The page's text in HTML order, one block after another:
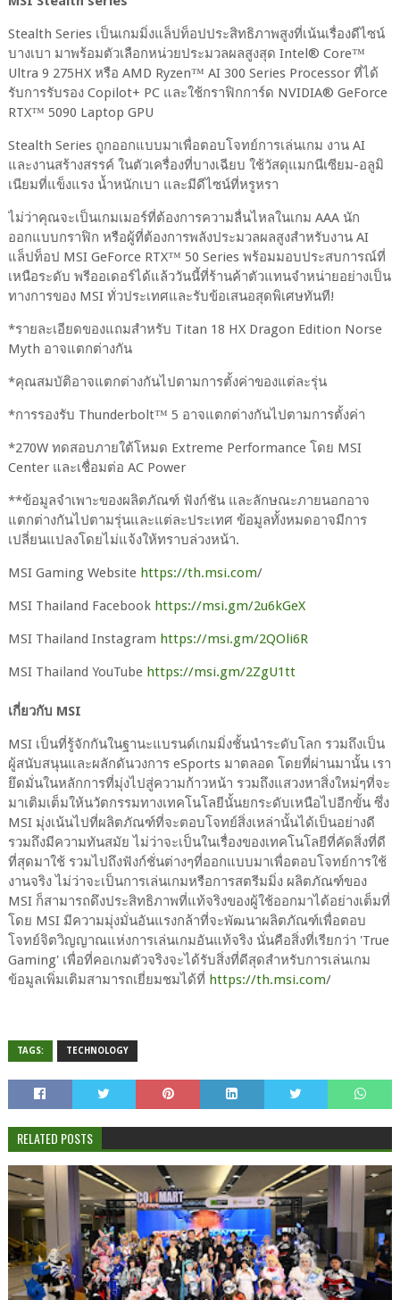
Stealth Series เป็นเกมมิ่งแล็ปท็อปประสิทธิภาพสูงที่เน้นเรื่องดีไซน์
บางเบา มาพร้อมตัวเลือกหน่วยประมวลผลสูงสุด Intel® Core™
Ultra 9 275HX หรือ AMD Ryzen™ AI 300 Series Processor ที่ได้
รับการรับรอง Copilot+ PC และใช้กราฟิกการ์ด NVIDIA® GeForce
RTX™ 5090 Laptop GPU
Stealth Series ถูกออกแบบมาเพื่อตอบโจทย์การเล่นเกม งาน AI
และงานสร้างสรรค์ ในตัวเครื่องที่บางเฉียบ ใช้วัสดุแมกนีเซียม-อลูมิ
เนียมที่แข็งแรง น้ำหนักเบา และมีดีไซน์ที่หรูหรา
ไม่ว่าคุณจะเป็นเกมเมอร์ที่ต้องการความลื่นไหลในเกม AAA นัก
ออกแบบกราฟิก หรือผู้ที่ต้องการพลังประมวลผลสูงสำหรับงาน AI
แล็ปท็อป MSI GeForce RTX™ 50 Series พร้อมมอบประสบการณ์ที่
เหนือระดับ พรีออเดอร์ได้แล้ววันนี้ที่ร้านค้าตัวแทนจำหน่ายอย่างเป็น
ทางการของ MSI ทั่วประเทศและรับข้อเสนอสุดพิเศษทันที!
*รายละเอียดของแถมสำหรับ Titan 18 HX Dragon Edition Norse
Myth อาจแตกต่างกัน
*คุณสมบัติอาจแตกต่างกันไปตามการตั้งค่าของแต่ละรุ่น
*การรองรับ Thunderbolt™ 5 อาจแตกต่างกันไปตามการตั้งค่า
*270W ทดสอบภายใต้โหมด Extreme Performance โดย MSI
Center และเชื่อมต่อ AC Power
**ข้อมูลจำเพาะของผลิตภัณฑ์ ฟังก์ชัน และลักษณะภายนอกอาจ
แตกต่างกันไปตามรุ่นและแต่ละประเทศ ข้อมูลทั้งหมดอาจมีการ
เปลี่ยนแปลงโดยไม่แจ้งให้ทราบล่วงหน้า.
MSI Gaming Website https://th.msi.com/
MSI Thailand Facebook https://msi.gm/2u6kGeX
MSI Thailand Instagram https://msi.gm/2QOli6R
MSI Thailand YouTube https://msi.gm/2ZgU1tt
เกี่ยวกับ MSI
MSI เป็นที่รู้จักกันในฐานะแบรนด์เกมมิ่งชั้นนำระดับโลก รวมถึงเป็น
ผู้สนับสนุนและผลักดันวงการ eSports มาตลอด โดยที่ผ่านมานั้น เรา
ยึดมั่นในหลักการที่มุ่งไปสู่ความก้าวหน้า รวมถึงแสวงหาสิ่งใหม่ๆที่จะ
มาเติมเต็มให้นวัตกรรมทางเทคโนโลยีนั้นยกระดับเหนือไปอีกขั้น ซึ่ง
MSI มุ่งเน้นไปที่ผลิตภัณฑ์ที่จะตอบโจทย์สิ่งเหล่านั้นได้เป็นอย่างดี
รวมถึงมีความทันสมัย ไม่ว่าจะเป็นในเรื่องของเทคโนโลยีที่คัดสิ่งที่ดี
ที่สุดมาใช้ รวมไปถึงฟังก์ชั่นต่างๆที่ออกแบบมาเพื่อตอบโจทย์การใช้
งานจริง ไม่ว่าจะเป็นการเล่นเกมหรือการสตรีมมิ่ง ผลิตภัณฑ์ของ
MSI ก็สามารถดึงประสิทธิภาพที่แท้จริงของผู้ใช้ออกมาได้อย่างเต็มที่
โดย MSI มีความมุ่งมั่นอันแรงกล้าที่จะพัฒนาผลิตภัณฑ์เพื่อตอบ
โจทย์จิตวิญญาณแห่งการเล่นเกมอันแท้จริง นั่นคือสิ่งที่เรียกว่า 'True
Gaming' เพื่อที่คอเกมตัวจริงจะได้รับสิ่งที่ดีสุดสำหรับการเล่นเกม
ข้อมูลเพิ่มเติมสามารถเยี่ยมชมได้ที่ https://th.msi.com/
TAGS: TECHNOLOGY
RELATED POSTS